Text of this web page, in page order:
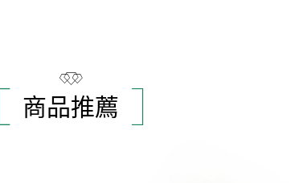
商品推薦